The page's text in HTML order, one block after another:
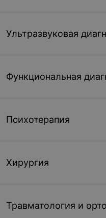
Ультразвуковая
Функциональная
Психотерапия
Хирургия
Травматология и